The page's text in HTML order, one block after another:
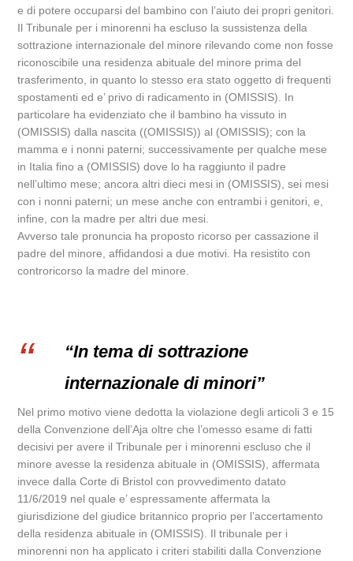
e di potere occuparsi del bambino con l’aiuto dei propri genitori.
Il Tribunale per i minorenni ha escluso la sussistenza della
sottrazione internazionale del minore rilevando come non fosse
riconoscibile una residenza abituale del minore prima del
trasferimento, in quanto lo stesso era stato oggetto di frequenti
spostamenti ed e’ privo di radicamento in (OMISSIS). In
particolare ha evidenziato che il bambino ha vissuto in
(OMISSIS) dalla nascita ((OMISSIS)) al (OMISSIS); con la
mamma e i nonni paterni; successivamente per qualche mese
in Italia fino a (OMISSIS) dove lo ha raggiunto il padre
nell’ultimo mese; ancora altri dieci mesi in (OMISSIS), sei mesi
con i nonni paterni; un mese anche con entrambi i genitori, e,
infine, con la madre per altri due mesi.
Avverso tale pronuncia ha proposto ricorso per cassazione il
padre del minore, affidandosi a due motivi. Ha resistito con
controricorso la madre del minore.
“In tema di sottrazione
internazionale di minori”
Nel primo motivo viene dedotta la violazione degli articoli 3 e 15
della Convenzione dell’Aja oltre che l’omesso esame di fatti
decisivi per avere il Tribunale per i minorenni escluso che il
minore avesse la residenza abituale in (OMISSIS), affermata
invece dalla Corte di Bristol con provvedimento datato
11/6/2019 nel quale e’ espressamente affermata la
giurisdizione del giudice britannico proprio per l’accertamento
della residenza abituale in (OMISSIS). Il tribunale per i
minorenni non ha applicato i criteri stabiliti dalla Convenzione